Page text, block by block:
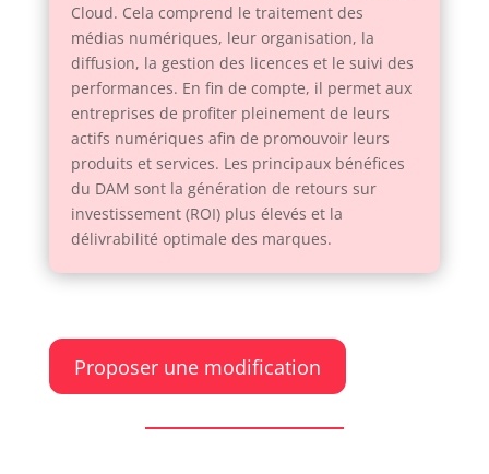
Cloud. Cela comprend le traitement des
médias numériques, leur organisation, la
diffusion, la gestion des licences et le suivi des
performances. En fin de compte, il permet aux
entreprises de profiter pleinement de leurs
actifs numériques afin de promouvoir leurs
produits et services. Les principaux bénéfices
du DAM sont la génération de retours sur
investissement (ROI) plus élevés et la
délivrabilité optimale des marques.
Proposer une modification